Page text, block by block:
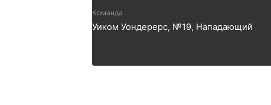
Команда
Уиком Уондерерс, №19, Нападающий